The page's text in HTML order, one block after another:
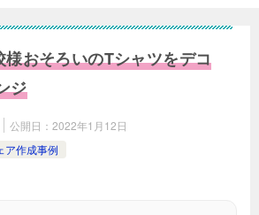
おそろいのTシャツをデコ
ジ
公開日： 2022年1月12日
ア作成事例